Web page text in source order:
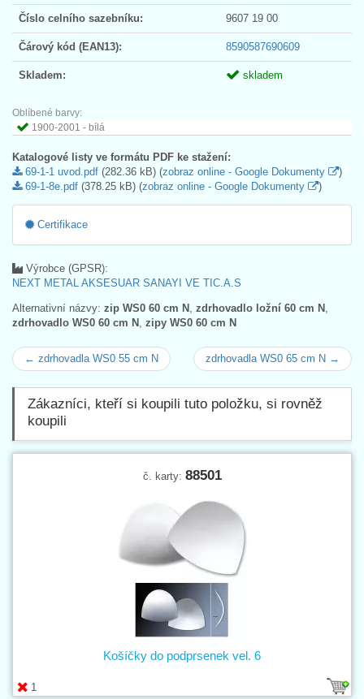
Číslo celního sazebníku: 9607 19 00
Čárový kód (EAN13): 8590587690609
Skladem: skladem
Oblíbené barvy:
1900-2001 - bílá
Katalogové listy ve formátu PDF ke stažení:
69-1-1 uvod.pdf (282.36 kB) (zobraz online - Google Dokumenty
)
69-1-8e.pdf (378.25 kB) (zobraz online - Google Dokumenty )
Certifikace
Výrobce (GPSR):
NEXT METAL AKSESUAR SANAYI VE TIC.A.S
Alternativní názvy: zip WS0 60 cm N zdrhovadlo ložní 60 cm N
zdrhovadlo WS0 60 cm N zipy WS0 60 cm N
← zdrhovadla WS0 55 cm N zdrhovadla WS0 65 cm N →
Zákazníci, kteří si koupili tuto položku, si rovněž
koupili
č. karty: 88501
1
Košíčky do podprsenek vel. 6